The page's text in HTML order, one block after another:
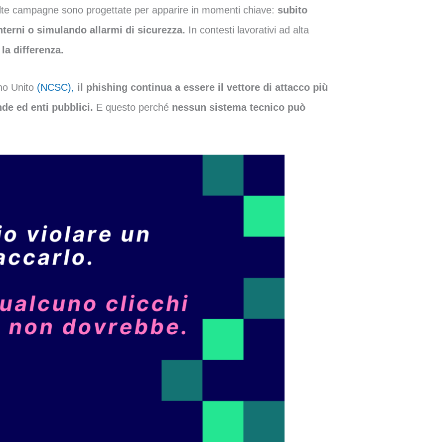
campagne sono progettate per apparire in momenti chiave: subito
o simulando allarmi di sicurezza. In contesti lavorativi ad alta
differenza.
Unito (NCSC), il phishing continua a essere il vettore di attacco più
ed enti pubblici. E questo perché nessun sistema tecnico può